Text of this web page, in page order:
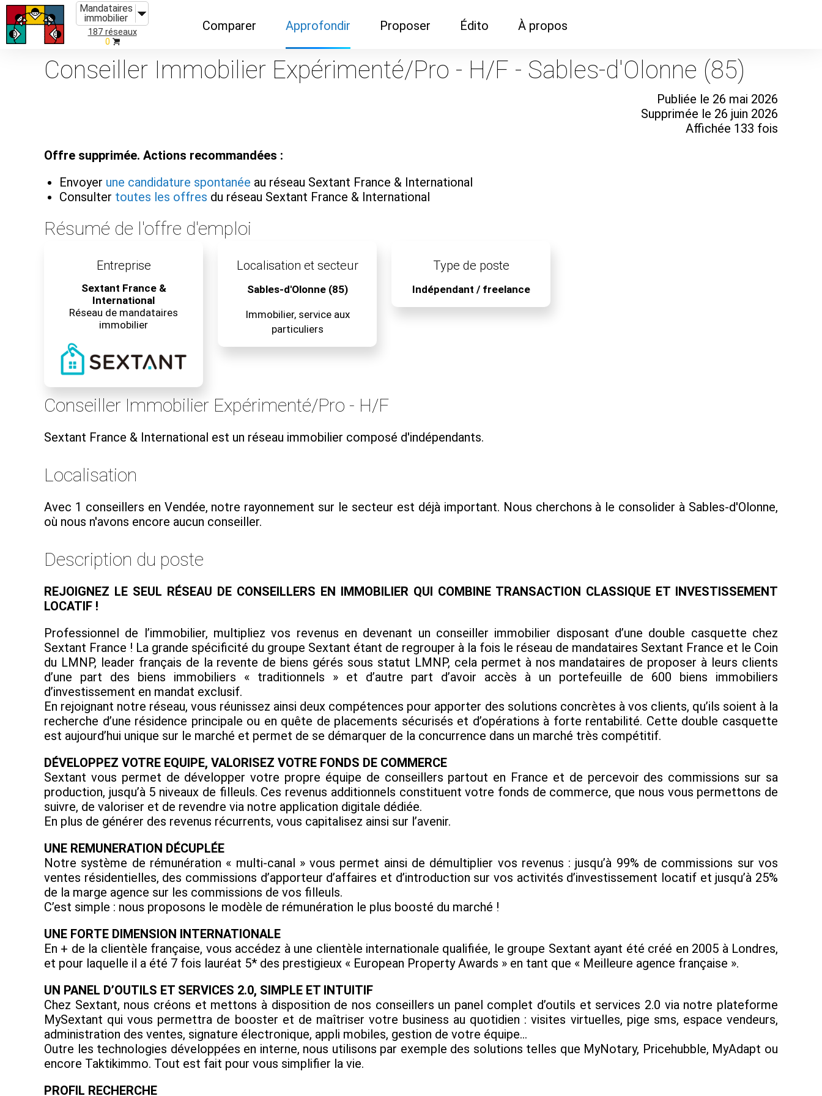
Mandataires
immobilier
187 réseaux
0
Comparer
Caractéristiques
Organismes de formation
Approfondir
Demandes de
documentation
Proposer
Recommander son réseau
Édito
Newsletter
À propos
Nous contacter
Conseiller Immobilier Expérimenté/Pro - H/F - Sables-d'Olonne (85)
Publiée le 26 mai 2026
Supprimée le 26 juin 2026
Affichée 133 fois
Offre supprimée. Actions recommandées :
Envoyer une candidature spontanée au réseau Sextant France & International
Consulter toutes les offres du réseau Sextant France & International
Résumé de l'offre d'emploi
Entreprise
Sextant France &
International
Réseau de mandataires
immobilier
Localisation et secteur
Sables-d'Olonne (85)
Immobilier, service aux
particuliers
Type de poste
Indépendant / freelance
Conseiller Immobilier Expérimenté/Pro - H/F
Sextant France & International est un réseau immobilier composé d'indépendants.
Localisation
Avec 1 conseillers en Vendée, notre rayonnement sur le secteur est déjà important. Nous cherchons à le consolider à Sables-d'Olonne,
où nous n'avons encore aucun conseiller.
Description du poste
REJOIGNEZ LE SEUL RÉSEAU DE CONSEILLERS EN IMMOBILIER QUI COMBINE TRANSACTION CLASSIQUE ET INVESTISSEMENT
LOCATIF !
Professionnel de l’immobilier, multipliez vos revenus en devenant un conseiller immobilier disposant d’une double casquette chez
Sextant France ! La grande spécificité du groupe Sextant étant de regrouper à la fois le réseau de mandataires Sextant France et le Coin
du LMNP, leader français de la revente de biens gérés sous statut LMNP, cela permet à nos mandataires de proposer à leurs clients
d’une part des biens immobiliers « traditionnels » et d’autre part d’avoir accès à un portefeuille de 600 biens immobiliers
d’investissement en mandat exclusif.
En rejoignant notre réseau, vous réunissez ainsi deux compétences pour apporter des solutions concrètes à vos clients, qu’ils soient à la
recherche d’une résidence principale ou en quête de placements sécurisés et d’opérations à forte rentabilité. Cette double casquette
est aujourd’hui unique sur le marché et permet de se démarquer de la concurrence dans un marché très compétitif.
DÉVELOPPEZ VOTRE EQUIPE, VALORISEZ VOTRE FONDS DE COMMERCE
Sextant vous permet de développer votre propre équipe de conseillers partout en France et de percevoir des commissions sur sa
production, jusqu’à 5 niveaux de filleuls. Ces revenus additionnels constituent votre fonds de commerce, que nous vous permettons de
suivre, de valoriser et de revendre via notre application digitale dédiée.
En plus de générer des revenus récurrents, vous capitalisez ainsi sur l’avenir.
UNE REMUNERATION DÉCUPLÉE
Notre système de rémunération « multi-canal » vous permet ainsi de démultiplier vos revenus : jusqu’à 99% de commissions sur vos
ventes résidentielles, des commissions d’apporteur d’affaires et d’introduction sur vos activités d’investissement locatif et jusqu’à 25%
de la marge agence sur les commissions de vos filleuls.
C’est simple : nous proposons le modèle de rémunération le plus boosté du marché !
UNE FORTE DIMENSION INTERNATIONALE
En + de la clientèle française, vous accédez à une clientèle internationale qualifiée, le groupe Sextant ayant été créé en 2005 à Londres,
et pour laquelle il a été 7 fois lauréat 5* des prestigieux « European Property Awards » en tant que « Meilleure agence française ».
UN PANEL D’OUTILS ET SERVICES 2.0, SIMPLE ET INTUITIF
Chez Sextant, nous créons et mettons à disposition de nos conseillers un panel complet d’outils et services 2.0 via notre plateforme
MySextant qui vous permettra de booster et de maîtriser votre business au quotidien : visites virtuelles, pige sms, espace vendeurs,
administration des ventes, signature électronique, appli mobiles, gestion de votre équipe...
Outre les technologies développées en interne, nous utilisons par exemple des solutions telles que MyNotary, Pricehubble, MyAdapt ou
encore Taktikimmo. Tout est fait pour vous simplifier la vie.
PROFIL RECHERCHE